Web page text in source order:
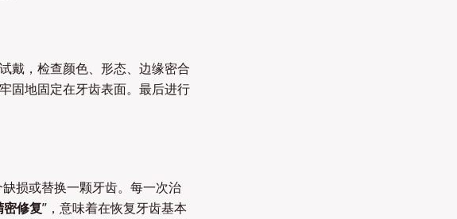
戴，检查颜色、形态、边缘密合
固地固定在牙齿表面。最后进行
损或替换一颗牙齿。每一次治
密修复”，意味着在恢复牙齿基本